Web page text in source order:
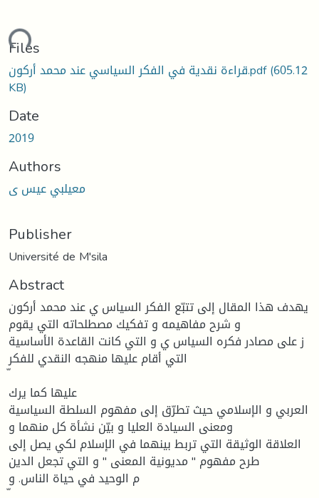
Files
قراءة نقدية في الفكر السياسي عند محمد أركون.pdf(605.12
KB)
Date
2019
Authors
معيلبي عيس ى
Publisher
Université de M'sila
Abstract
يهدف هذا المقال إلى تتبّع الفكر السياس ي عند محمد أركون
و شرح مفاهيمه و تفكيك مصطلحاته التي يقوم
ز على مصادر فكره السياس ي و التي كانت القاعدة الأساسية
التي أقام عليها منهجه النقدي للفكر
عليها كما يرك
العربي و الإسلامي حيث تطرّق إلى مفهوم السلطة السياسية
ومعنى السيادة العليا و بيّن نشأة كل منهما و
العلاقة الوثيقة التي تربط بينهما في الإسلام لكي يصل إلى
طرح مفهوم " مديونية المعنى " و التي تجعل الدين
م الوحيد في حياة الناس. و